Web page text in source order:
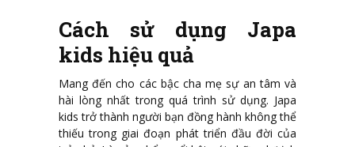
Cách sử dụng Japa
kids hiệu quả
Mang đến cho các bậc cha mẹ sự an tâm và
hài lòng nhất trong quá trình sử dụng. Japa
kids trở thành người bạn đồng hành không thể
thiếu trong giai đoạn phát triển đầu đời của